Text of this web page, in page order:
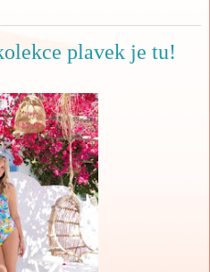
plavek je tu!